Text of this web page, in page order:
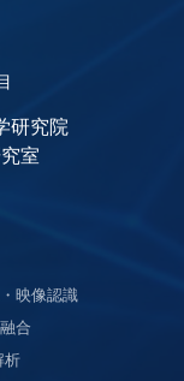
研究院
室
映像認識
合
析